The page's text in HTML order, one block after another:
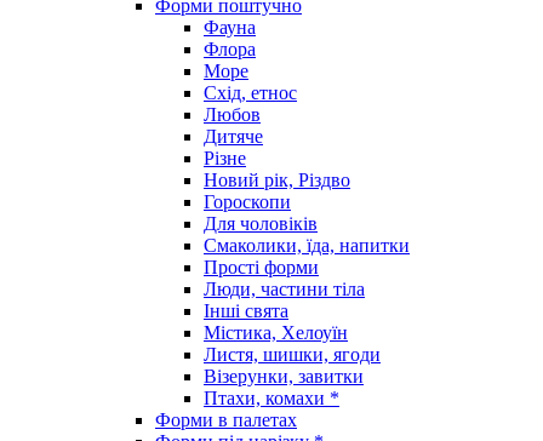
Форми поштучно
Фауна
Флора
Море
Схід, етнос
Любов
Дитяче
Різне
Новий рік, Різдво
Гороскопи
Для чоловіків
Смаколики, їда, напитки
Прості форми
Люди, частини тіла
Інші свята
Містика, Хелоуїн
Листя, шишки, ягоди
Візерунки, завитки
Птахи, комахи *
Форми в палетах